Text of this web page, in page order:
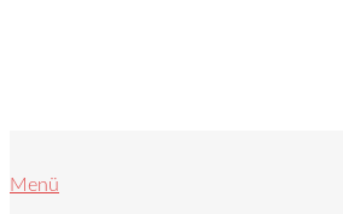
Menü